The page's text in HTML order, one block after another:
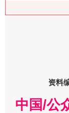
在
资料
中国/公